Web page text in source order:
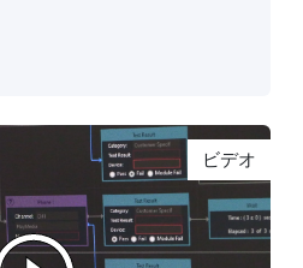
ビデオ